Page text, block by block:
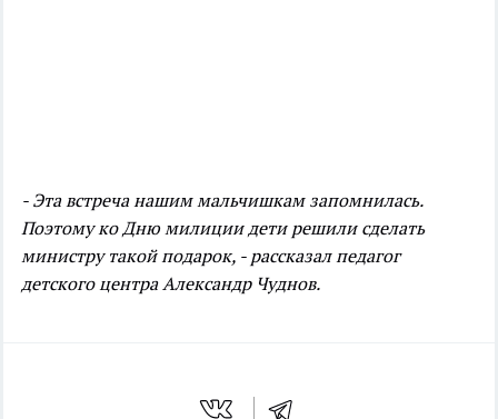
- Эта встреча нашим мальчишкам запомнилась.
Поэтому ко Дню милиции дети решили сделать
министру такой подарок, - рассказал педагог
детского центра Александр Чуднов.